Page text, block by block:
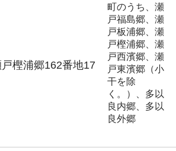
樫浦郷162番地17
町のうち、瀬
戸福島郷、瀬
戸板浦郷、瀬
戸樫浦郷、瀬
戸西濱郷、瀬
戸東濱郷（小
干を除
く。）、多以
良内郷、多以
良外郷